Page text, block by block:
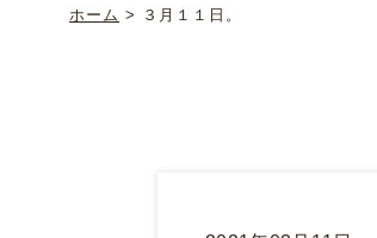
ホーム > ３月１１日。